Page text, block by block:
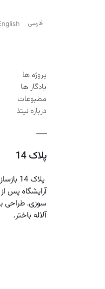
فارسی
پروژه ها
یادگار ها
مطبوعات
درباره نیتذ
___
پلاک 14
پلاک 14
آرایشگاه پس
سوزی. طراحی
آلاله باختر.